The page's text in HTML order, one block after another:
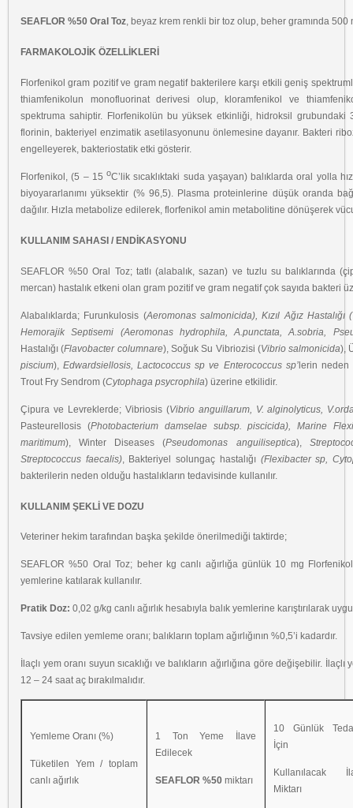
SEAFLOR %50 Oral Toz, beyaz krem renkli bir toz olup, beher gramında 500
FARMAKOLOJİK ÖZELLİKLERİ
Florfenikol gram pozitif ve gram negatif bakterilere karşı etkili geniş
thiamfenikolun monofluorinat derivesi olup, kloramfenikol ve
spektruma sahiptir. Florfenikolün bu yüksek etkinliği, hidroksil grubundaki
florinin, bakteriyel enzimatik asetilasyonunu önlemesine dayanır. Bakteri
engelleyerek, bakteriostatik etki gösterir.
Florfenikol, (5 – 15oC’lik sıcaklıktaki suda yaşayan) balıklarda oral yolla
biyoyararlanımı yüksektir (% 96,5). Plasma proteinlerine düşük oranda
dağılır. Hızla metabolize edilerek, florfenikol amin metabolitine dönüşerek
KULLANIM SAHASI / ENDİKASYONU
SEAFLOR %50 Oral Toz; tatlı (alabalık, sazan) ve tuzlu su balıklarında
mercan) hastalık etkeni olan gram pozitif ve gram negatif çok sayıda bakteri
Alabalıklarda; Furunkulosis (Aeromonas salmonicida), Kızıl Ağız
Hemorajik Septisemi (Aeromonas hydrophila, A.punctata, A.sobria,
Hastalığı (Flavobacter columnare), Soğuk Su Vibriozisi (Vibrio salmonicida),
piscium),Edwardsiellosis, Lactococcus sp ve Enterococcus sp’lerin neden
Trout Fry Sendrom (Cytophaga psycrophila) üzerine etkilidir.
Çipura ve Levreklerde; Vibriosis (Vibrio anguillarum, V. alginolyticus,
Pasteurellosis (Photobacterium damselae subsp. piscicida), Marine
maritimum), Winter Diseases (Pseudomonas anguiliseptica),
Streptococcus faecalis), Bakteriyel solungaç hastalığı (Flexibacter sp,
bakterilerin neden olduğu hastalıkların tedavisinde kullanılır.
KULLANIM ŞEKLİ VE DOZU
Veteriner hekim tarafından başka şekilde önerilmediği taktirde;
SEAFLOR %50 Oral Toz; beher kg canlı ağırlığa günlük 10 mg
yemlerine katılarak kullanılır.
Pratik Doz: 0,02 g/kg canlı ağırlık hesabıyla balık yemlerine karıştırılarak
Tavsiye edilen yemleme oranı; balıkların toplam ağırlığının %0,5’i kadardır.
İlaçlı yem oranı suyun sıcaklığı ve balıkların ağırlığına göre değişebilir.
12 – 24 saat aç bırakılmalıdır.
Yemleme Oranı (%)
Tüketilen Yem / toplam
canlı ağırlık
1 Ton Yeme İlave
Edilecek
SEAFLOR %50 miktarı
10 Günlük
İçin
Kullanılacak
Miktarı